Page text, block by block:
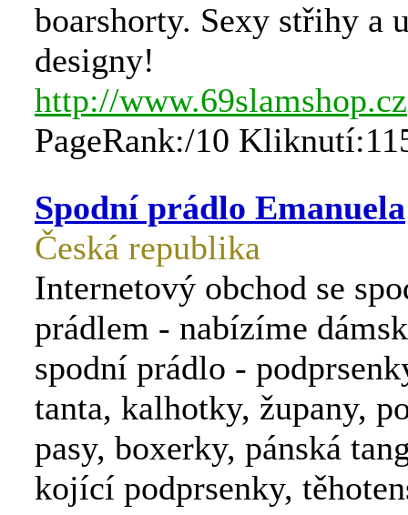
boarshorty. Sexy střihy a
designy!
http://www.69slamshop.cz
PageRank:/10
Spodní prádlo Emanuela
Česká republika
Internetový obchod se
prádlem - nabízíme
spodní prádlo -
tanta, kalhotky, župany,
pasy, boxerky, pánská
kojící podprsenky,